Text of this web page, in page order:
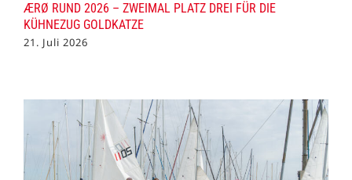
ÆRØ RUND 2026 – ZWEIMAL PLATZ DREI FÜR DIE
KÜHNEZUG GOLDKATZE
21. Juli 2026